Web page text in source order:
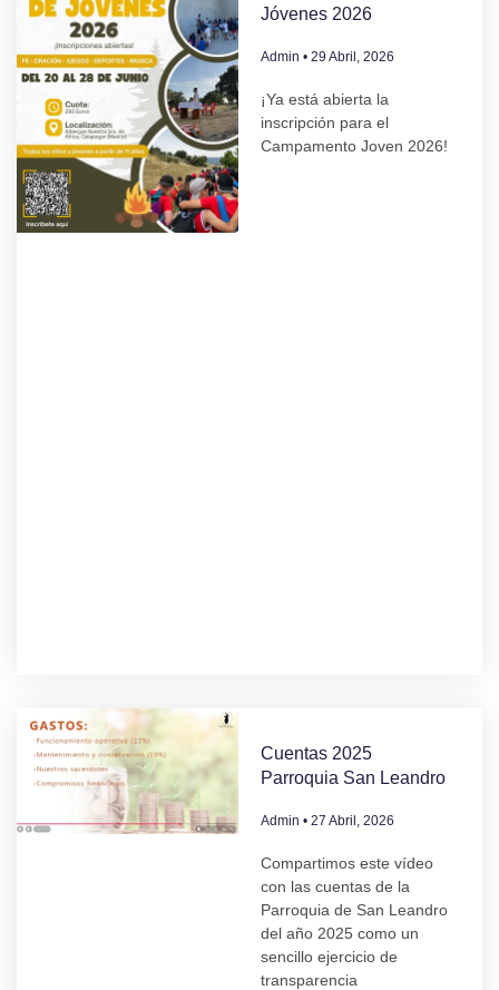
Jóvenes 2026
Admin 29 Abril, 2026
¡Ya está abierta la
inscripción para el
Campamento Joven 2026!
Cuentas 2025
Parroquia San Leandro
Admin 27 Abril, 2026
Compartimos este vídeo
con las cuentas de la
Parroquia de San Leandro
del año 2025 como un
sencillo ejercicio de
transparencia